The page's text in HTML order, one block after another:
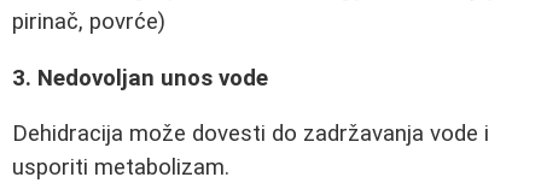
pirinač, povrće)
3. Nedovoljan unos vode
Dehidracija može dovesti do zadržavanja vode i
usporiti metabolizam.